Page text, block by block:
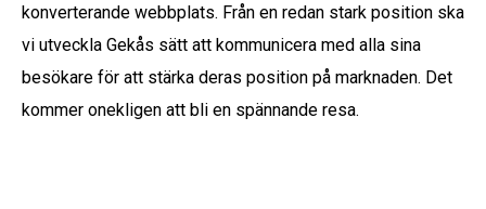
konverterande webbplats. Från en redan stark position ska
vi utveckla Gekås sätt att kommunicera med alla sina
besökare för att stärka deras position på marknaden. Det
kommer onekligen att bli en spännande resa.